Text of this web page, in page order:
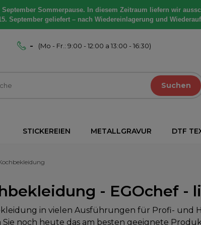
Sommerpause. In diesem Zeitraum liefern wir
September geliefert – nach Wiedereinlagerung und
- (Mo - Fr.: 9:00 - 12:00 a 13:00 - 16:30)
Suchen
STICKEREIEN METALLGRAVUR DTF
- EGOchef -
in vielen Ausführungen für Profi- und
Sie noch heute das am besten geeignete